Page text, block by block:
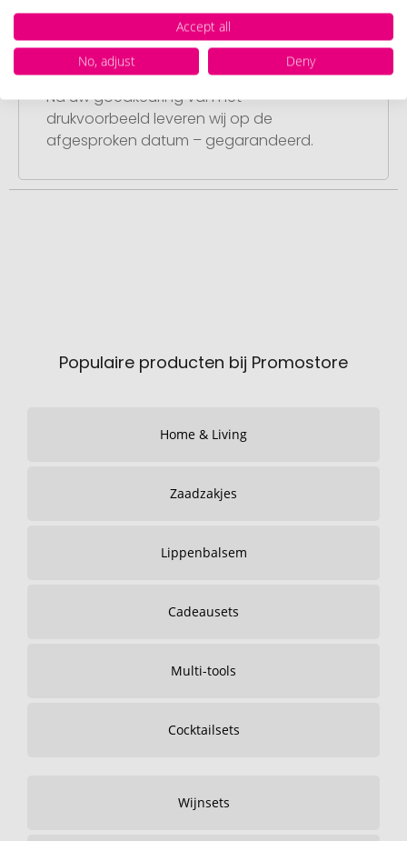
Stap 4:
Punctuele en snelle levering
Na uw goedkeuring van het
drukvoorbeeld leveren wij op de
afgesproken datum – gegarandeerd.
Populaire producten bij Promostore
Home & Living
Zaadzakjes
Lippenbalsem
Cadeausets
Multi-tools
Cocktailsets
Wijnsets
Accept all
No, adjust
Deny